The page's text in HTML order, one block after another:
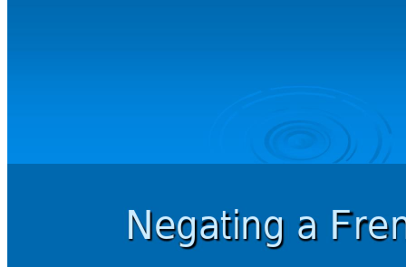
Negating a